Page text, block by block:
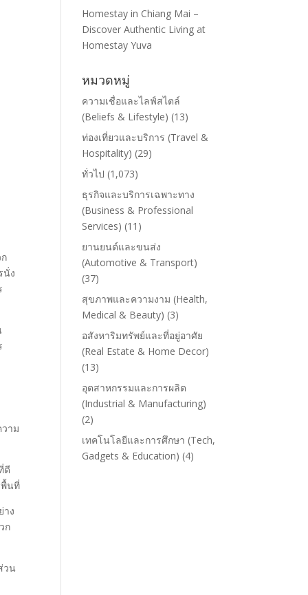
นั่ง
าม
ดี
พื้นที่
าง
ก
วน
Homestay in Chiang Mai –
Discover Authentic Living at
Homestay Yuva
หมวดหมู่
ความเชื่อและไลฟ์สไตล์
(Beliefs & Lifestyle) (13)
ท่องเที่ยวและบริการ (Travel &
Hospitality) (29)
ทั่วไป (1,073)
ธุรกิจและบริการเฉพาะทาง
(Business & Professional
Services) (11)
ยานยนต์และขนส่ง
(Automotive & Transport)
(37)
สุขภาพและความงาม (Health,
Medical & Beauty) (3)
อสังหาริมทรัพย์และที่อยู่อาศัย
(Real Estate & Home Decor)
(13)
อุตสาหกรรมและการผลิต
(Industrial & Manufacturing)
(2)
เทคโนโลยีและการศึกษา (Tech,
Gadgets & Education) (4)